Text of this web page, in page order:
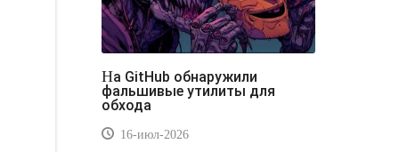
На GitHub обнаружили
фальшивые утилиты для
обхода
16-июл-2026